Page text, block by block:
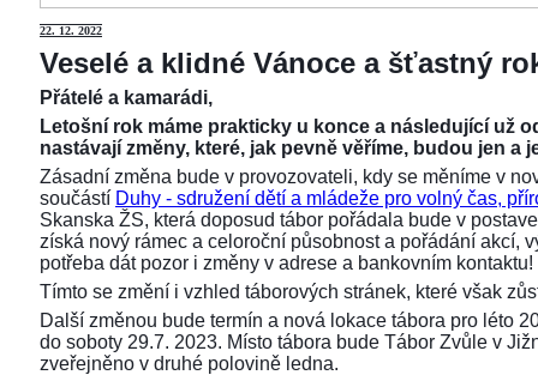
22. 12. 2022
Veselé a klidné Vánoce a šťastný
Přátelé a kamarádi,
Letošní rok máme prakticky u konce a následující už
nastávají změny, které, jak pevně věříme, budou jen a
Zásadní změna bude v provozovateli, kdy se měníme v
součástí Duhy - sdružení dětí a mládeže pro volný čas,
Skanska ŽS, která doposud tábor pořádala bude v
získá nový rámec a celoroční působnost a pořádání akcí,
potřeba dát pozor i změny v adrese a bankovním kontaktu!
Tímto se změní i vzhled táborových stránek, které však
Další změnou bude termín a nová lokace tábora pro léto
do soboty 29.7. 2023. Místo tábora bude Tábor Zvůle v
zveřejněno v druhé polovině ledna.